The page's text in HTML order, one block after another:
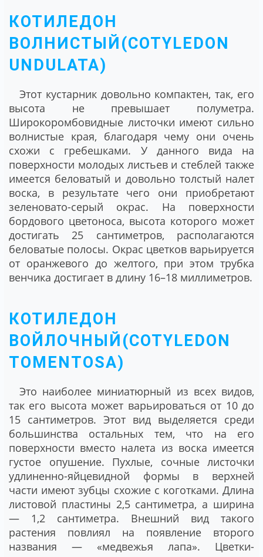
КОТИЛЕДОН
ВОЛНИСТЫЙ(COTYLEDON
UNDULATA)
Этот кустарник довольно компактен, так, его
высота не превышает полуметра.
Широкоромбовидные листочки имеют сильно
волнистые края, благодаря чему они очень
схожи с гребешками. У данного вида на
поверхности молодых листьев и стеблей также
имеется беловатый и довольно толстый налет
воска, в результате чего они приобретают
зеленовато-серый окрас. На поверхности
бордового цветоноса, высота которого может
достигать 25 сантиметров, располагаются
беловатые полосы. Окрас цветков варьируется
от оранжевого до желтого, при этом трубка
венчика достигает в длину 16–18 миллиметров.
КОТИЛЕДОН
ВОЙЛОЧНЫЙ(COTYLEDON
TOMENTOSA)
Это наиболее миниатюрный из всех видов,
так его высота может варьироваться от 10 до
15 сантиметров. Этот вид выделяется среди
большинства остальных тем, что на его
поверхности вместо налета из воска имеется
густое опушение. Пухлые, сочные листочки
удлиненно-яйцевидной формы в верхней
части имеют зубцы схожие с коготками. Длина
листовой пластины 2,5 сантиметра, а ширина
― 1,2 сантиметра. Внешний вид такого
растения повлиял на появление второго
названия ― «медвежья лапа». Цветки-